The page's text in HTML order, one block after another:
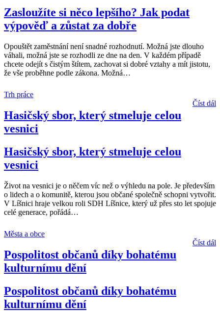
Zasloužíte si něco lepšího? Jak podat
výpověď a zůstat za dobře
Opouštět zaměstnání není snadné rozhodnutí. Možná jste dlouho
váhali, možná jste se rozhodli ze dne na den. V každém případě
chcete odejít s čistým štítem, zachovat si dobré vztahy a mít jistotu,
že vše proběhne podle zákona. Možná…
Trh práce
Číst dál
Hasičský sbor, který stmeluje celou
vesnici
Hasičský sbor, který stmeluje celou
vesnici
Život na vesnici je o něčem víc než o výhledu na pole. Je především
o lidech a o komunitě, kterou jsou občané společně schopni vytvořit.
V Líšnici hraje velkou roli SDH Líšnice, který už přes sto let spojuje
celé generace, pořádá…
Města a obce
Číst dál
Pospolitost občanů díky bohatému
kulturnímu dění
Pospolitost občanů díky bohatému
kulturnímu dění